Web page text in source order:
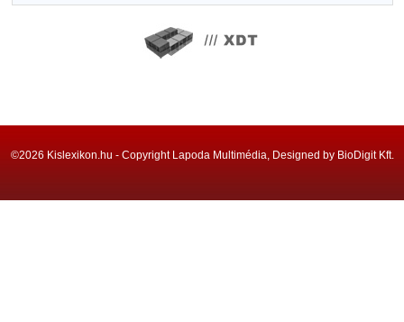
©2026 Kislexikon.hu - Copyright Lapoda Multimédia, Designed by BioDigit Kft.